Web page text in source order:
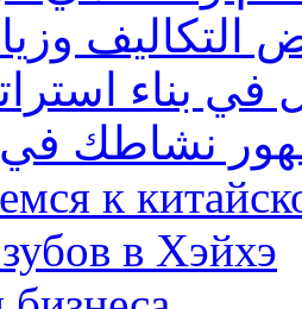
بناء
نشاطك
к
в Хэйхэ